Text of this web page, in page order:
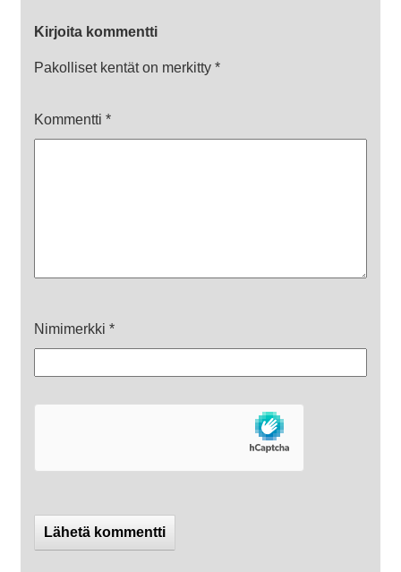
Kirjoita kommentti
Pakolliset kentät on merkitty *
Kommentti *
Nimimerkki *